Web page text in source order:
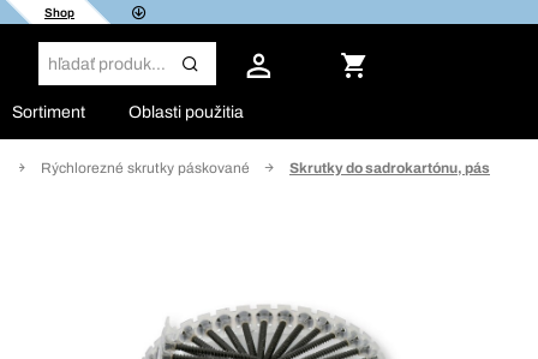
Shop
Sortiment Oblasti použitia
Rýchlorezné skrutky páskované Skrutky do sadrokartónu, pás